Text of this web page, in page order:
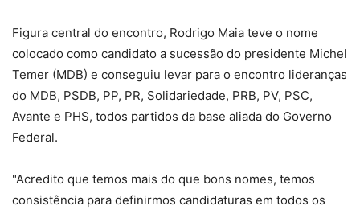
Figura central do encontro, Rodrigo Maia teve o nome
colocado como candidato a sucessão do presidente Michel
Temer (MDB) e conseguiu levar para o encontro lideranças
do MDB, PSDB, PP, PR, Solidariedade, PRB, PV, PSC,
Avante e PHS, todos partidos da base aliada do Governo
Federal.
"Acredito que temos mais do que bons nomes, temos
consistência para definirmos candidaturas em todos os